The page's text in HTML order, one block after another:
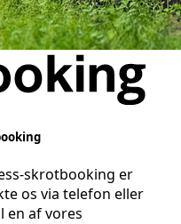
skrotbooking er
os via telefon eller
en af vores